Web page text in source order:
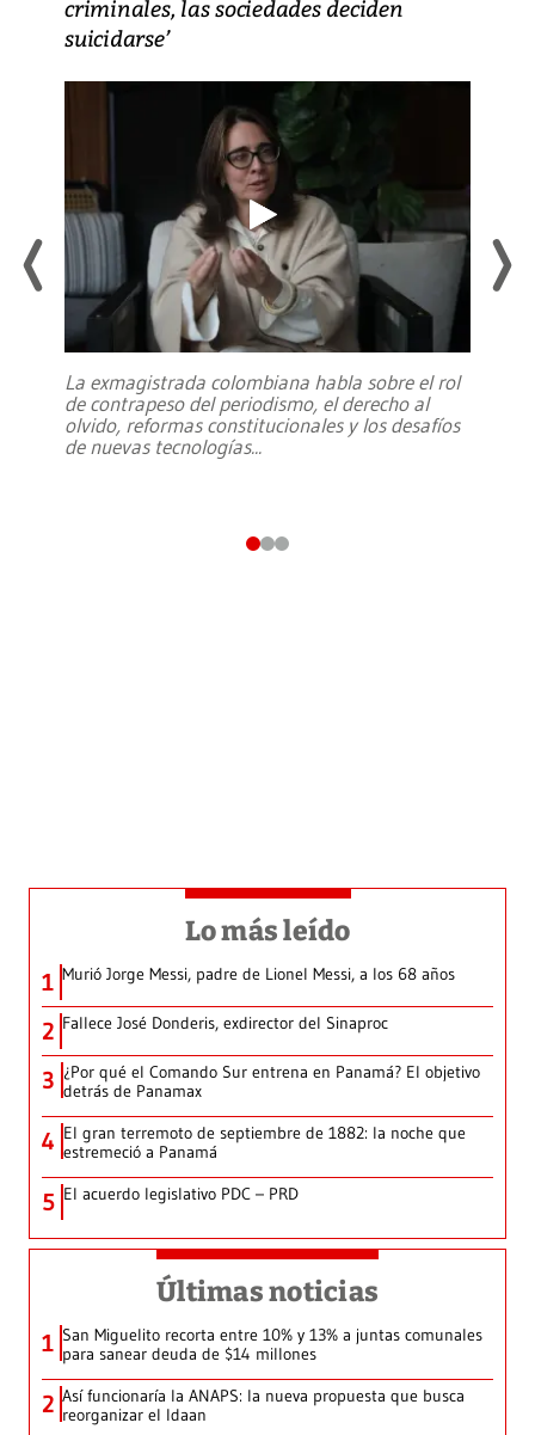
criminales, las sociedades deciden
suicidarse’
La exmagistrada colombiana habla sobre el rol
de contrapeso del periodismo, el derecho al
olvido, reformas constitucionales y los desafíos
de nuevas tecnologías...
Lo más leído
1 Murió Jorge Messi, padre de Lionel Messi, a los 68 años
2 Fallece José Donderis, exdirector del Sinaproc
3 ¿Por qué el Comando Sur entrena en Panamá? El objetivo
detrás de Panamax
4 El gran terremoto de septiembre de 1882: la noche que
estremeció a Panamá
5 El acuerdo legislativo PDC – PRD
Últimas noticias
1 San Miguelito recorta entre 10% y 13% a juntas comunales
para sanear deuda de $14 millones
2 Así funcionaría la ANAPS: la nueva propuesta que busca
reorganizar el Idaan